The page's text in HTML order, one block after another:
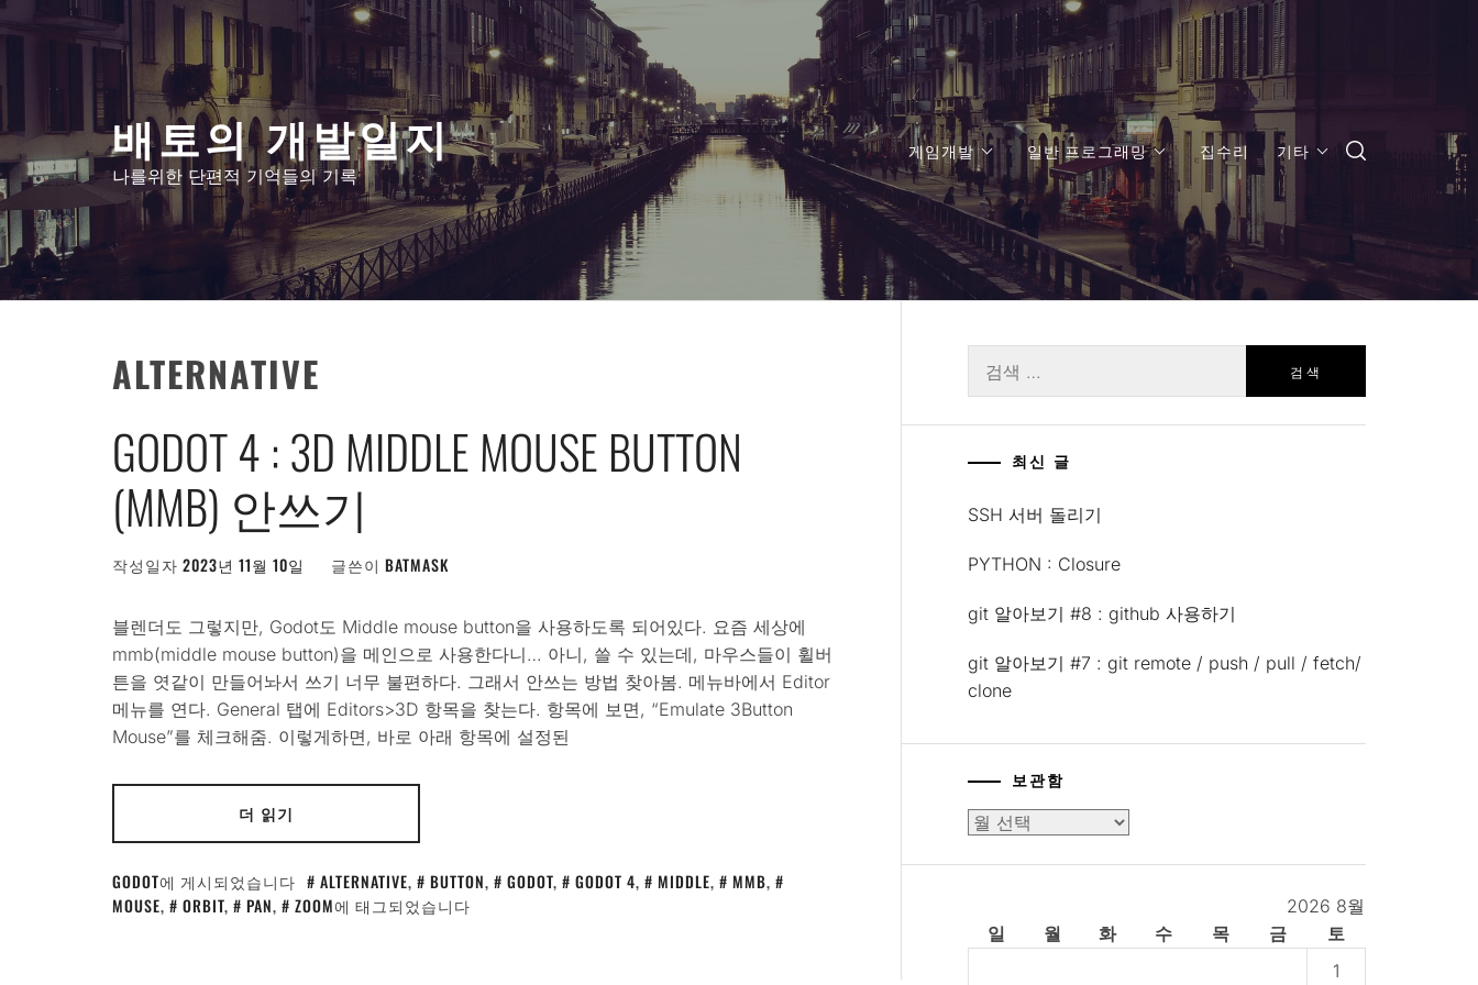
텐
뛰
기
배토의 개발일지
나를위한 단편적 기억들의 기록
게임개발 일반 프로그래밍 집수리 기타
ALTERNATIVE
GODOT 4 : 3D MIDDLE MOUSE BUTTON
(MMB) 안쓰기
작성일자 2023년 11월 10일 글쓴이 BATMASK
블렌더도 그렇지만, Godot도 Middle mouse button을 사용하도록 되어있다. 요즘 세상에
mmb(middle mouse button)을 메인으로 사용한다니… 아니, 쓸 수 있는데, 마우스들이 휠버
튼을 엿같이 만들어놔서 쓰기 너무 불편하다. 그래서 안쓰는 방법 찾아봄. 메뉴바에서 Editor
메뉴를 연다. General 탭에 Editors>3D 항목을 찾는다. 항목에 보면, “Emulate 3Button
Mouse”를 체크해줌. 이렇게하면, 바로 아래 항목에 설정된
더 읽기
GODOT에 게시되었습니다 ALTERNATIVE, BUTTON, GODOT, GODOT 4, MIDDLE, MMB,
MOUSE, ORBIT, PAN, ZOOM에 태그되었습니다
색:
최신 글
SSH 서버 돌리기
PYTHON : Closure
git 알아보기 #8 : github 사용하기
git 알아보기 #7 : git remote / push / pull / fetch/
clone
보관함
보
2026 8월
일
월 화 수 목 금
토
1